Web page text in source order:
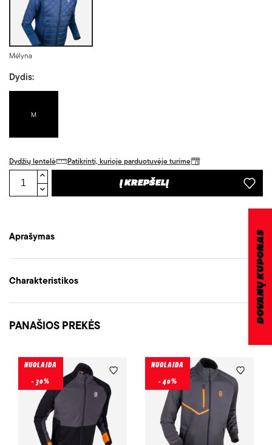
Mėlyna
Dydis:
M
Dydžių lentelė Patikrinti, kurioje parduotuvėje turime
Į KREPŠELĮ
Aprašymas
Charakteristikos
PANAŠIOS PREKĖS
NUOLAIDA
- 30%
NUOLAIDA
- 40%
DOVANŲ KUPONAS